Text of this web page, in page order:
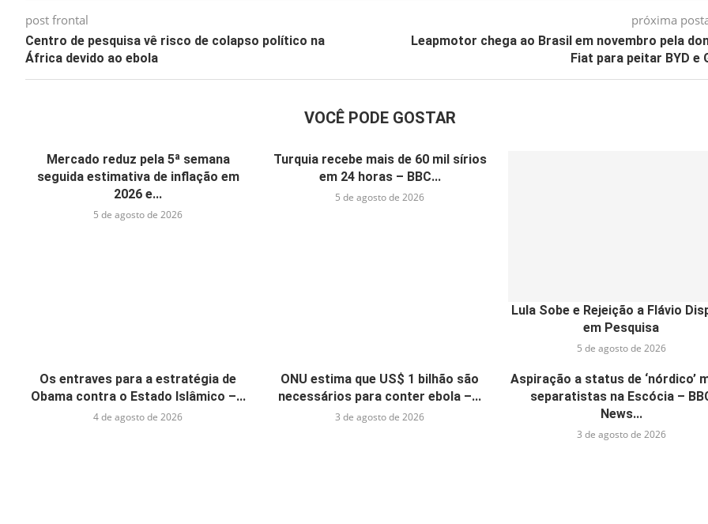
post frontal
Centro de pesquisa vê risco de colapso político na
África devido ao ebola
próxima
Leapmotor chega ao Brasil em novembro pela
Fiat para peitar BYD e
VOCÊ PODE GOSTAR
Mercado reduz pela 5ª semana
seguida estimativa de inflação em
2026 e...
5 de agosto de 2026
Turquia recebe mais de 60 mil sírios
em 24 horas – BBC...
5 de agosto de 2026
Lula Sobe e Rejeição a Flávio
em Pesquisa
5 de agosto de 2026
Os entraves para a estratégia de
Obama contra o Estado Islâmico –...
4 de agosto de 2026
ONU estima que US$ 1 bilhão são
necessários para conter ebola –...
3 de agosto de 2026
Aspiração a status de ‘nórdico’
separatistas na Escócia –
News...
3 de agosto de 2026